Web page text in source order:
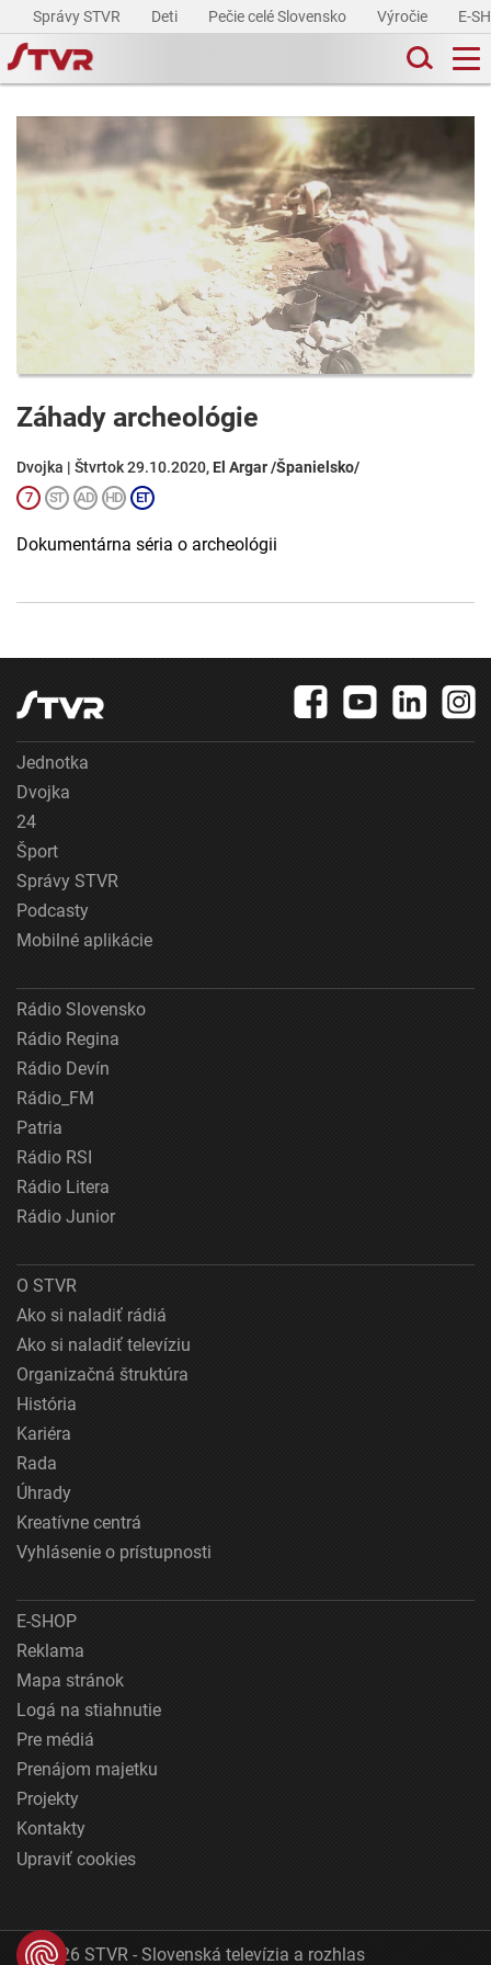
Správy STVR Deti Pečie celé Slovensko Výročie E-
Záhady archeológie
Dvojka | Štvrtok 29.10.2020, El Argar /Španielsko/
Dokumentárna séria o archeológii
Jednotka
Dvojka
24
Šport
Správy STVR
Podcasty
Mobilné aplikácie
Rádio Slovensko
Rádio Regina
Rádio Devín
Rádio_FM
Patria
Rádio RSI
Rádio Litera
Rádio Junior
O STVR
Ako si naladiť rádiá
Ako si naladiť televíziu
Organizačná štruktúra
História
Kariéra
Rada
Úhrady
Kreatívne centrá
Vyhlásenie o prístupnosti
E-SHOP
Reklama
Mapa stránok
Logá na stiahnutie
Pre médiá
Prenájom majetku
Projekty
Kontakty
Upraviť cookies
© 2026 STVR - Slovenská televízia a rozhlas